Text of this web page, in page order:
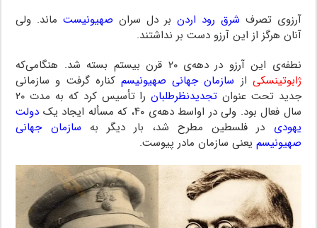
آرزوی تصرف شرق رود اردن بر دل سران صهیونیستماند. ولی
آنان هرگز از این آرزو دست بر نداشتند.
نطفه‌ی این آرزو در دهه‌ی ۲۰ قرن بیستم بسته شد. هنگامی‌که
ژابوتینسکی از سازمان جهانی صهیونیسمکناره گرفت و سازمانی
جدید تحت عنوان تجدیدنظرطلبان
را تأسیس کرد که به مدت ۲۰
سال فعال بود. ولی در اواسط دهه‌ی ۴۰، که مسأله ایجاد یک
دولت
یهودی در فلسطین مطرح شد، بار دیگر به سازمان جهانی
صهیونیسم یعنی سازمان مادر پیوست.